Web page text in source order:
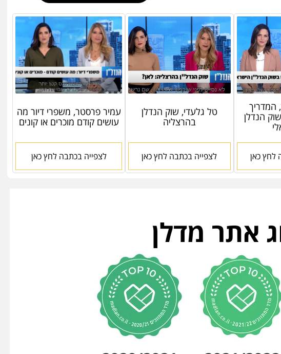
המדריך
הנדלן
לחץ כאן
טל גלעדי, שוק הנדלן
בהרצליה
לצפייה בכתבה לחץ כאן
עמיר פרסטר, משפרי דיור מה
עושים קודם מוכרים או קונים
לצפייה בכתבה לחץ כאן
אתר מדלן